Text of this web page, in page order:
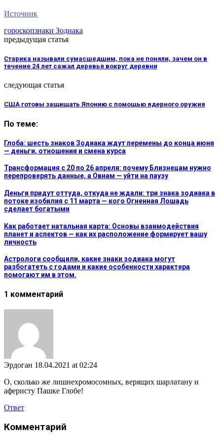
Источник
гороскопзнаки Зодиака
предыдущая статья
Старика называли сумасшедшим, пока не поняли, зачем он в
течение 24 лет сажал деревья вокруг деревни
следующая статья
США готовы защищать Японию с помощью ядерного оружия
По теме:
Глоба: шесть знаков Зодиака ждут перемены до конца июня
— деньги, отношения и смена курса
Трансформация с 20 по 26 апреля: почему Близнецам нужно
перепроверять данные, а Овнам — уйти на паузу
Деньги придут оттуда, откуда не ждали: три знака зодиака в
потоке изобилия с 11 марта — кого Огненная Лошадь
сделает богатыми
Как работает натальная карта: Основы взаимодействия
планет и аспектов — как их расположение формирует вашу
личность
Астрологи сообщили, какие знаки зодиака могут
разбогатеть с годами и какие особенности характера
помогают им в этом.
1 комментарий
Эрдоган 18.04.2021 at 02:24
О, сколько же лишнехромосомных, верящих шарлатану и
аферисту Пашке Глобе!
Ответ
Комментарий